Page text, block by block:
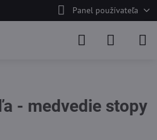
Panel používateľa
- medvedie stopy